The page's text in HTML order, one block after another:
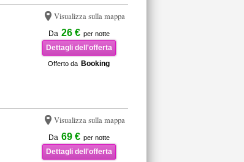
Visualizza sulla mappa
Da 26 € per notte
Dettagli dell'offerta
Offerto da Booking
Visualizza sulla mappa
Da 69 € per notte
Dettagli dell'offerta